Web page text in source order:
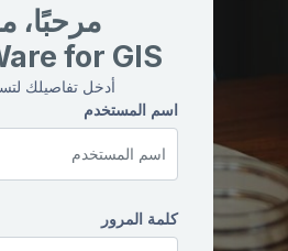
مرحبًا،
for GIS
أدخل تفاصيلك
اسم المستخدم
اسم المستخدم
كلمة المرور
كلمة المرور